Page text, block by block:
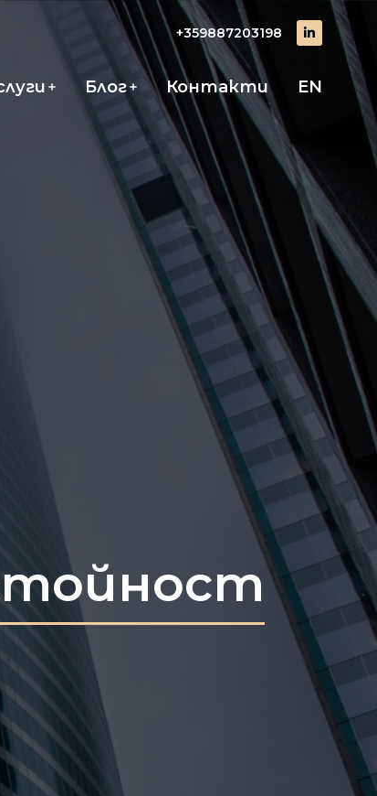
+359887203198
Блог Контакти EN